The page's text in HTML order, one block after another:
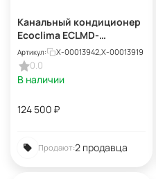
Канальный кондиционер
Ecoclima ECLMD-
TC36/4R1A + ECL-
TC36/5R1A(U)
Артикул: X-00013942,X-00013919
0.0
В наличии
124 500 ₽
Продают:2 продавца